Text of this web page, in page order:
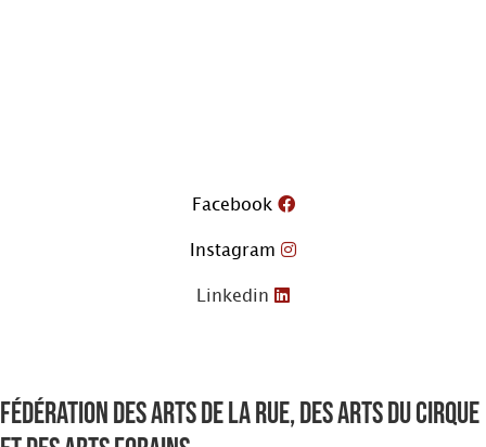
Facebook
Instagram
Linkedin
Fédération des arts de la rue, des arts du cirque